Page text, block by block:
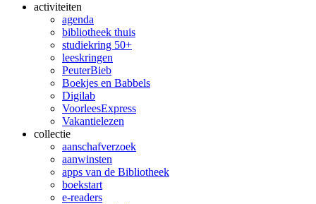
activiteiten
agenda
bibliotheek thuis
studiekring 50+
leeskringen
PeuterBieb
Boekjes en Babbels
Digilab
VoorleesExpress
Vakantielezen
collectie
aanschafverzoek
aanwinsten
apps van de Bibliotheek
boekstart
e-readers